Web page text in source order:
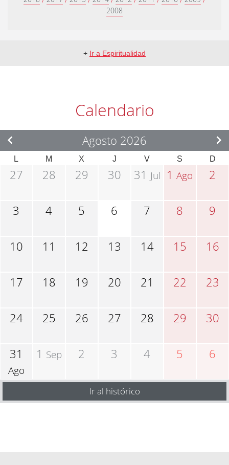
2008
+ Ir a Espiritualidad
Calendario
Agosto 2026
L M X J V S D
27 28 29 30 31 Jul 1Ago 2
3 4 5 6 7 8 9
10 11 12 13 14 15 16
17 18 19 20 21 22 23
24 25 26 27 28 29 30
31
Ago
1 Sep 2 3 4 5 6
Ir al histórico